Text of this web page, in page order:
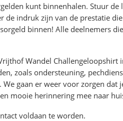
kunt binnenhalen. Stuur de
de indruk zijn van de prestatie
binnen! Alle deelnemers
Wandel Challengeloopshirt
zoals ondersteuning,
gaan er weer voor zorgen dat
mooie herinnering mee naar
voldaan te worden.